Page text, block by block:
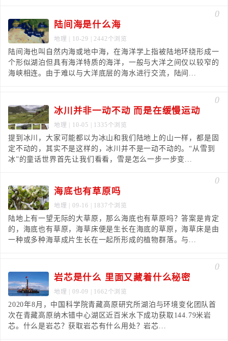
0
陆间海是什么海
地理 | 10-29 | 2442个浏览
陆间海也叫自然内海或地中海，在海洋学上指被陆地环绕形成一
个形似湖泊但具有海洋特质的海洋，一般与大洋之间仅以较窄的
海峡相连。由于难以与大洋底层的海水进行交流，陆间...
0
冰川并非一动不动 而是在缓慢运动
地理 | 10-05 | 1335个浏览
提到冰川，大家可能都以为冰山和我们陆地上的山一样，都是固
定不动的，其实不是这样的，冰川并不是一动不动的。“从雪到
冰”的童话世界首先让我们看看，雪是怎么一步一步变...
0
海底也有草原吗
地理 | 09-16 | 1837个浏览
陆地上有一望无际的大草原，那么海底也有草原吗？答案是肯定
的，海底也有草原，海草床便是生长在海底的草原，海草床是由
一种或多种海草成片生长在一起所形成的植物群落。与...
0
岩芯是什么 里面又藏着什么秘密
地理 | 09-09 | 1662个浏览
2020年8月，中国科学院青藏高原研究所湖泊与环境变化团队首
次在青藏高原纳木错中心湖区近百米水下成功获取144.79米岩
芯。什么是岩芯？获取岩芯有什么用处？岩芯...